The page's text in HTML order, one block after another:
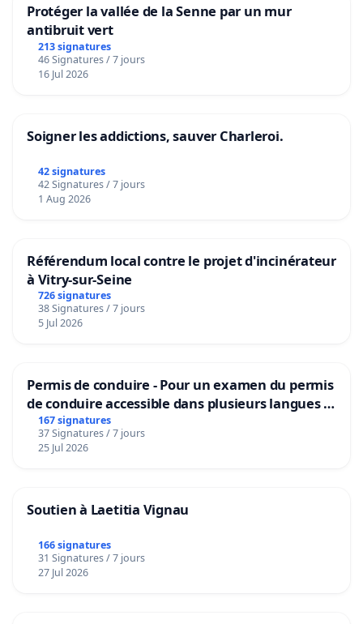
Protéger la vallée de la Senne par un mur
antibruit vert
213 signatures
46 Signatures / 7 jours
16 Jul 2026
Soigner les addictions, sauver Charleroi.
42 signatures
42 Signatures / 7 jours
1 Aug 2026
Référendum local contre le projet d'incinérateur
à Vitry-sur-Seine
726 signatures
38 Signatures / 7 jours
5 Jul 2026
Permis de conduire - Pour un examen du permis
de conduire accessible dans plusieurs langues à
Bruxelles
167 signatures
37 Signatures / 7 jours
25 Jul 2026
Soutien à Laetitia Vignau
166 signatures
31 Signatures / 7 jours
27 Jul 2026